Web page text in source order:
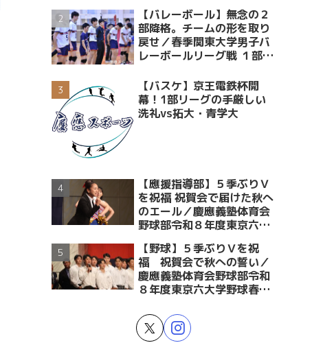
【バレーボール】無念の２
部降格。チームの形を取り
戻せ／春季関東大学男子バ
レーボールリーグ戦 １部・
【バスケ】京王電鉄杯開
幕！1部リーグの手厳しい
洗礼vs拓大・青学大
【應援指導部】５季ぶりＶ
を祝福 祝賀会で届けた秋へ
のエール／慶應義塾体育会
野球部令和８年度東京六大
賀会～後編～
【野球】５季ぶりＶを祝
福 祝賀会で秋への誓い／
慶應義塾体育会野球部令和
８年度東京六大学野球春季
～